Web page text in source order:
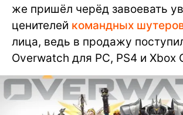
же пришёл черёд завоевать
ценителей командных
лица, ведь в продажу
Overwatch для PC, PS4 и Xbox